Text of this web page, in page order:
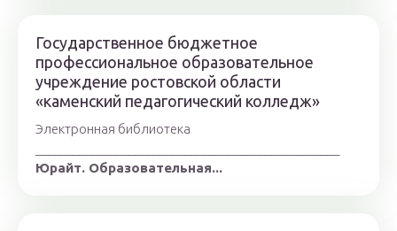
Государственное бюджетное
профессиональное образовательное
учреждение ростовской области
«каменский педагогичеcкий колледж»
Электронная библиотека
Юрайт. Образовательная...